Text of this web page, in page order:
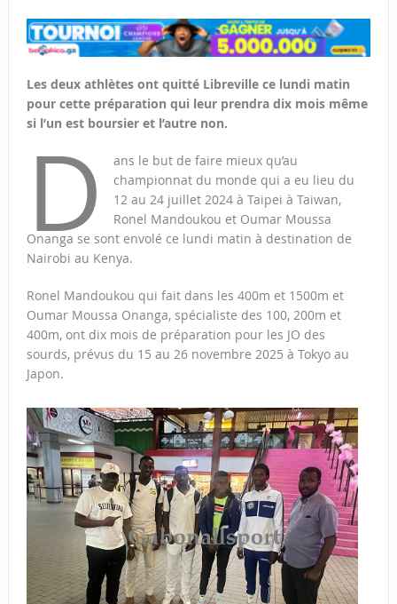
Les deux athlètes ont quitté Libreville ce lundi matin
pour cette préparation qui leur prendra dix mois même
si l’un est boursier et l’autre non.
D
ans le but de faire mieux qu’au
championnat du monde qui a eu lieu du
12 au 24 juillet 2024 à Taipei à Taiwan,
Ronel Mandoukou et Oumar Moussa
Onanga se sont envolé ce lundi matin à destination de
Nairobi au Kenya.
Ronel Mandoukou qui fait dans les 400m et 1500m et
Oumar Moussa Onanga, spécialiste des 100, 200m et
400m, ont dix mois de préparation pour les JO des
sourds, prévus du 15 au 26 novembre 2025 à Tokyo au
Japon.